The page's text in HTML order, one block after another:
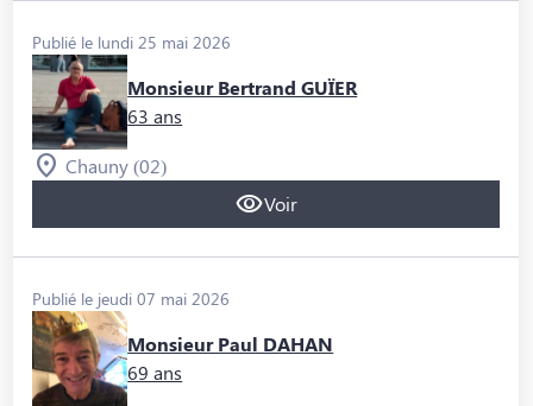
Publié le lundi 25 mai 2026
Monsieur Bertrand GUÏER
63 ans
Chauny (02)
Voir
Publié le jeudi 07 mai 2026
Monsieur Paul DAHAN
69 ans